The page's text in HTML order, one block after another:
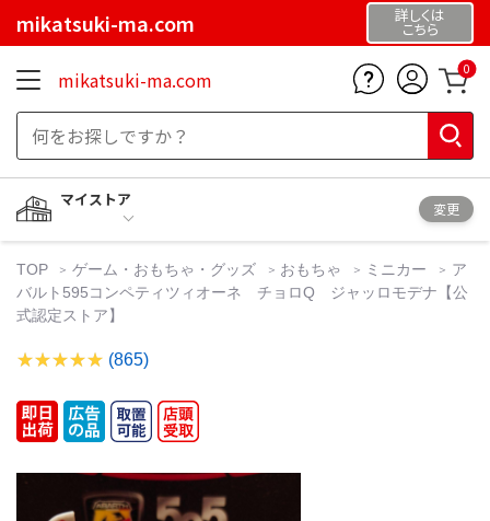
mikatsuki-ma.com 詳しくは
こちら
mikatsuki-ma.com 0
マイストア
変更
TOP ゲーム・おもちゃ・グッズ おもちゃ ミニカー
ア
バルト595コンペティツィオーネ チョロQ ジャッロモデナ【公
式認定ストア】
(865)